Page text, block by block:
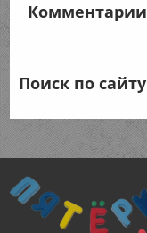
Комментарии
Поиск по сайту